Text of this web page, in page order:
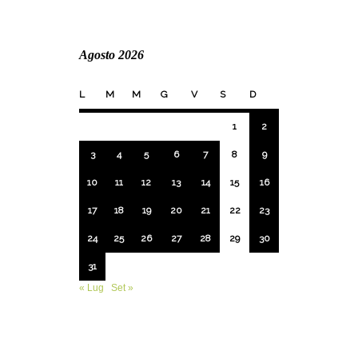
Agosto 2026
L M M G V S D
1 2
3 4 5 6 7 8 9
10 11 12 13 14 15 16
17 18 19 20 21 22 23
24 25 26 27 28 29 30
31
« Lug
Set »